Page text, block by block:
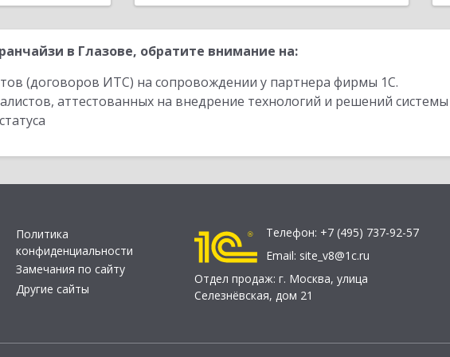
в Глазове, обратите внимание на:
(договоров ИТС) на сопровождении у партнера фирмы 1С.
аттестованных на внедрение технологий и решений
Политика
конфиденциальности
Замечания по сайту
Другие сайты
Телефон: +7 (495) 737-92-57
Email: site_v8@1c.ru
Отдел продаж: г. Москва, улица
Селезнёвская, дом 21